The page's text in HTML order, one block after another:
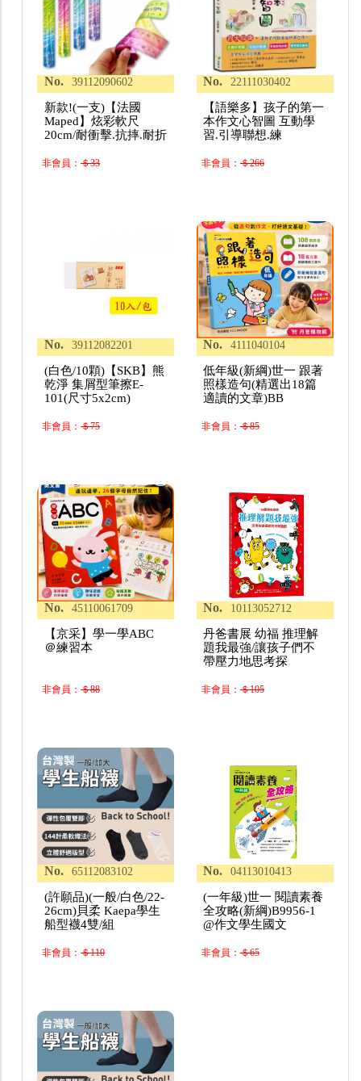
No. 39112090602
新款!(一支)【法國
Maped】炫彩軟尺
20cm/耐衝擊.抗摔.耐折
非會員：＄33
No. 22111030402
【語樂多】孩子的第一
本作文心智圖 互動學
習.引導聯想.練
非會員：＄266
No. 39112082201
(白色/10顆)【SKB】熊
乾淨 集屑型筆擦E-
101(尺寸5x2cm)
非會員：＄75
No. 4111040104
低年級(新綱)世一 跟著
照樣造句(精選出18篇
適讀的文章)BB
非會員：＄85
No. 45110061709
【京采】學一學ABC
＠練習本
非會員：＄88
No. 10113052712
丹爸書展 幼福 推理解
題我最強/讓孩子們不
帶壓力地思考探
非會員：＄105
No. 65112083102
(許願品)(一般/白色/22-
26cm)貝柔 Kaepa學生
船型襪4雙/組
非會員：＄110
No. 04113010413
(一年級)世一 閱讀素養
全攻略(新綱)B9956-1
@作文學生國文
非會員：＄65